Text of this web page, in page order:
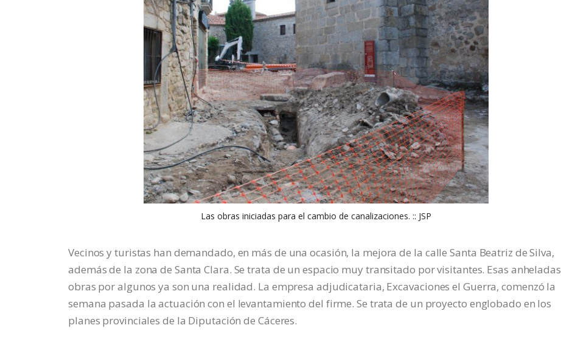
Las obras iniciadas para el cambio de canalizaciones. :: JSP
Vecinos y turistas han demandado, en más de una ocasión, la mejora de la calle Santa Beatriz de Silva,
además de la zona de Santa Clara. Se trata de un espacio muy transitado por visitantes. Esas anheladas
obras por algunos ya son una realidad. La empresa adjudicataria, Excavaciones el Guerra, comenzó la
semana pasada la actuación con el levantamiento del firme. Se trata de un proyecto englobado en los
planes provinciales de la Diputación de Cáceres.